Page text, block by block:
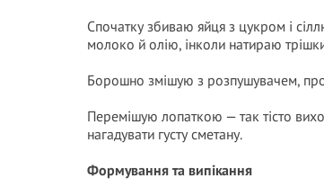
Спочатку збиваю яйця з цукром і
молоко й олію, інколи натираю
Борошно змішую з розпушувачем,
Перемішую лопаткою — так тісто
нагадувати густу сметану.
Формування та випікання